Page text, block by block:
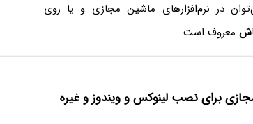
در نرم‌افزارهای ماشین مجازی و یا روی
معروف است.